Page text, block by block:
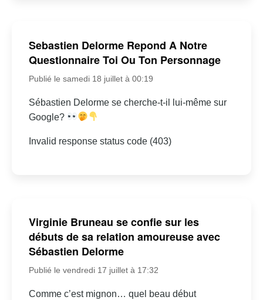
Sebastien Delorme Repond A Notre
Questionnaire Toi Ou Ton Personnage
Publié le samedi 18 juillet à 00:19
Sébastien Delorme se cherche-t-il lui-même sur
Google?
Invalid response status code (403)
Virginie Bruneau se confie sur les
débuts de sa relation amoureuse avec
Sébastien Delorme
Publié le vendredi 17 juillet à 17:32
Comme c’est mignon… quel beau début